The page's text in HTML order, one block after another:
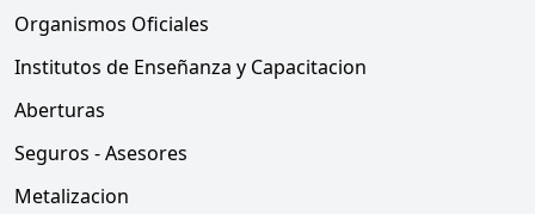
Organismos Oficiales
Institutos de Enseñanza y Capacitacion
Aberturas
Seguros - Asesores
Metalizacion